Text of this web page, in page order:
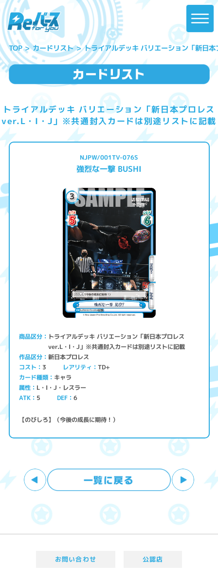
TOP カードリスト トライアルデッキ バリエーション「新日
トライアルデッキ バリエーション「新日本プロレス
ver.L・I・J」※共通封入カードは別途リストに記載
NJPW/001TV-076S
強烈な一撃 BUSHI
商品区分 トライアルデッキ バリエーション「新日本プロレス
ver.L・I・J」※共通封入カードは別途リストに記載
作品区分 新日本プロレス
コスト 3 レアリティ TD+
カード種類 キャラ
属性 L・I・J・レスラー
ATK 5 DEF 6
【のびしろ】（今後の成長に期待！）
お問い合わせ 公認店